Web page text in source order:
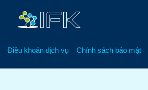
Điều khoản dịch vụ Chính sách bảo mật